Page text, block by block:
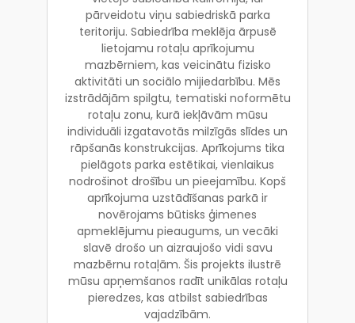
pārveidotu viņu sabiedriskā parka
teritoriju. Sabiedrība meklēja ārpusē
lietojamu rotaļu aprīkojumu
mazbērniem, kas veicinātu fizisko
aktivitāti un sociālo mijiedarbību. Mēs
izstrādājām spilgtu, tematiski noformētu
rotaļu zonu, kurā iekļāvām mūsu
individuāli izgatavotās milzīgās slīdes un
rāpšanās konstrukcijas. Aprīkojums tika
pielāgots parka estētikai, vienlaikus
nodrošinot drošību un pieejamību. Kopš
aprīkojuma uzstādīšanas parkā ir
novērojams būtisks ģimenes
apmeklējumu pieaugums, un vecāki
slavē drošo un aizraujošo vidi savu
mazbērnu rotaļām. Šis projekts ilustrē
mūsu apņemšanos radīt unikālas rotaļu
pieredzes, kas atbilst sabiedrības
vajadzībām.